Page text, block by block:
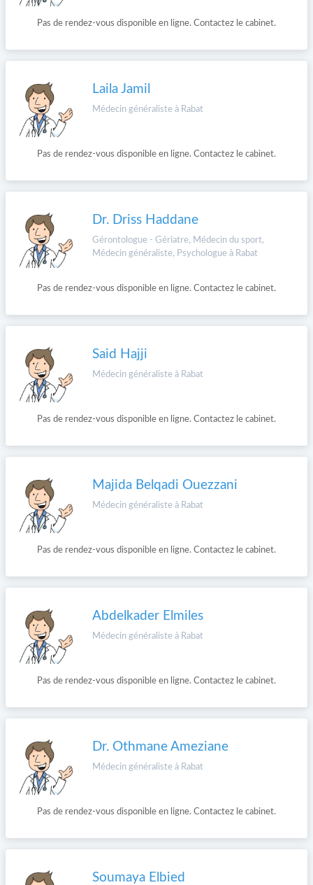
Pas de rendez-vous disponible en ligne. Contactez le cabinet.
Laila Jamil
Médecin généraliste à Rabat
Pas de rendez-vous disponible en ligne. Contactez le cabinet.
Dr. Driss Haddane
Gérontologue - Gériatre, Médecin du sport,
Médecin généraliste, Psychologue à Rabat
Pas de rendez-vous disponible en ligne. Contactez le cabinet.
Said Hajji
Médecin généraliste à Rabat
Pas de rendez-vous disponible en ligne. Contactez le cabinet.
Majida Belqadi Ouezzani
Médecin généraliste à Rabat
Pas de rendez-vous disponible en ligne. Contactez le cabinet.
Abdelkader Elmiles
Médecin généraliste à Rabat
Pas de rendez-vous disponible en ligne. Contactez le cabinet.
Dr. Othmane Ameziane
Médecin généraliste à Rabat
Pas de rendez-vous disponible en ligne. Contactez le cabinet.
Soumaya Elbied